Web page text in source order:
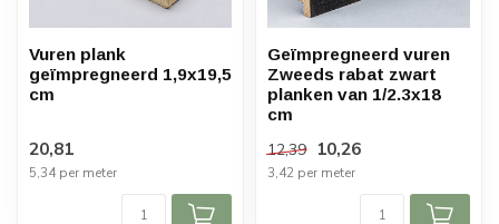
Vuren plank
geïmpregneerd 1,9x19,5
cm
20,81
5,34 per meter
Geïmpregneerd vuren
Zweeds rabat zwart
planken van 1/2.3x18
cm
12,39 10,26
3,42 per meter